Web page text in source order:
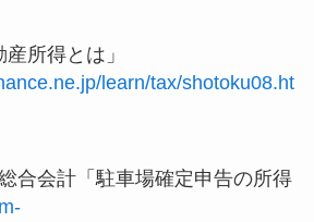
所得とは」
learn/tax/shotoku08.ht
合会計「駐車場確定申告の所得